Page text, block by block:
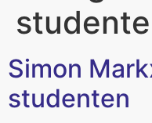
Simon
studenten